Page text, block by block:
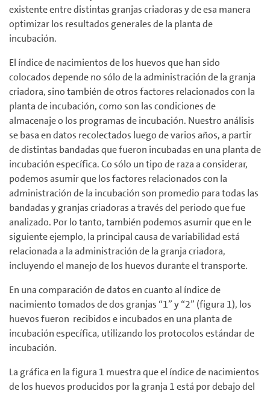
existente entre distintas granjas criadoras y de esa manera
optimizar los resultados generales de la planta de
incubación.
El índice de nacimientos de los huevos que han sido
colocados depende no sólo de la administración de la granja
criadora, sino también de otros factores relacionados con la
planta de incubación, como son las condiciones de
almacenaje o los programas de incubación. Nuestro análisis
se basa en datos recolectados luego de varios años, a partir
de distintas bandadas que fueron incubadas en una planta de
incubación específica. Co sólo un tipo de raza a considerar,
podemos asumir que los factores relacionados con la
administración de la incubación son promedio para todas las
bandadas y granjas criadoras a través del periodo que fue
analizado. Por lo tanto, también podemos asumir que en le
siguiente ejemplo, la principal causa de variabilidad está
relacionada a la administración de la granja criadora,
incluyendo el manejo de los huevos durante el transporte.
En una comparación de datos en cuanto al índice de
nacimiento tomados de dos granjas “1” y “2” (figura 1), los
huevos fueron recibidos e incubados en una planta de
incubación específica, utilizando los protocolos estándar de
incubación.
La gráfica en la figura 1 muestra que el índice de nacimientos
de los huevos producidos por la granja 1 está por debajo del